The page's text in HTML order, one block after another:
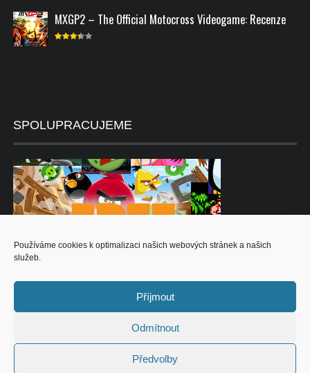
Používáme cookies k optimalizaci našich webových stránek a našich
služeb.
Příjmout
Odmítnout
Předvolby
MXGP2 – The Official Motocross Videogame: Recenze
SPOLUPRACUJEME
PLAYHIT 2013-16 © VŠECHNA PRÁVA VYHRAZENA. ŠÍŘENÍ, KOPÍROVÁNÍ